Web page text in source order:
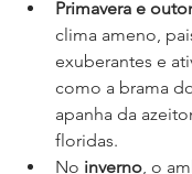
Primavera e
clima ameno,
exuberantes e
como a brama
apanha da
floridas.
No inverno, o